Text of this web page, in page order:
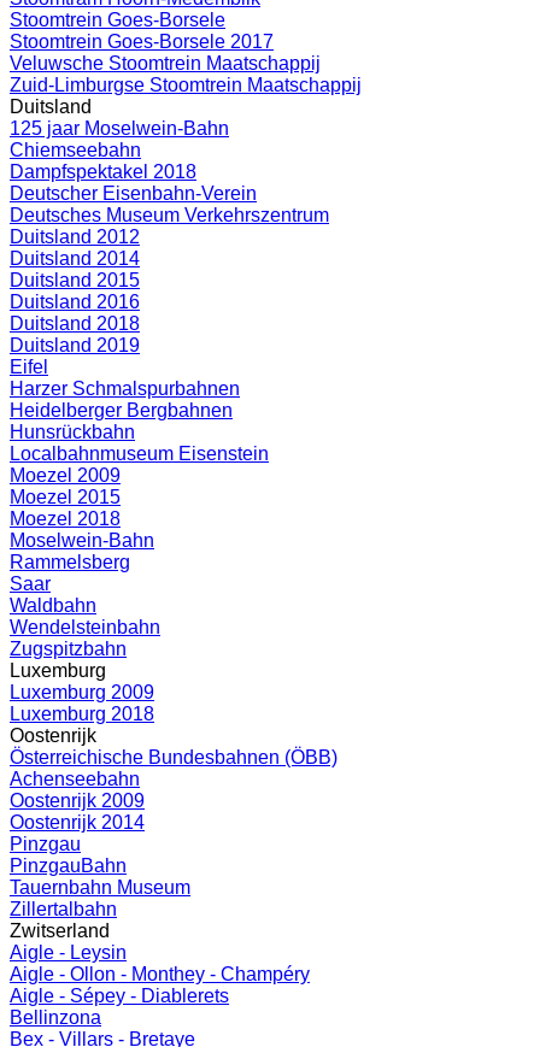
Stoomtrein Goes-Borsele
Stoomtrein Goes-Borsele 2017
Veluwsche Stoomtrein Maatschappij
Zuid-Limburgse Stoomtrein Maatschappij
Duitsland
125 jaar Moselwein-Bahn
Chiemseebahn
Dampfspektakel 2018
Deutscher Eisenbahn-Verein
Deutsches Museum Verkehrszentrum
Duitsland 2012
Duitsland 2014
Duitsland 2015
Duitsland 2016
Duitsland 2018
Duitsland 2019
Eifel
Harzer Schmalspurbahnen
Heidelberger Bergbahnen
Hunsrückbahn
Localbahnmuseum Eisenstein
Moezel 2009
Moezel 2015
Moezel 2018
Moselwein-Bahn
Rammelsberg
Saar
Waldbahn
Wendelsteinbahn
Zugspitzbahn
Luxemburg
Luxemburg 2009
Luxemburg 2018
Oostenrijk
Österreichische Bundesbahnen (ÖBB)
Achenseebahn
Oostenrijk 2009
Oostenrijk 2014
Pinzgau
PinzgauBahn
Tauernbahn Museum
Zillertalbahn
Zwitserland
Aigle - Leysin
Aigle - Ollon - Monthey - Champéry
Aigle - Sépey - Diablerets
Bellinzona
Bex - Villars - Bretaye